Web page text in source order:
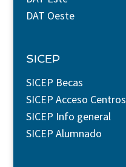
DAT Oeste
SICEP
SICEP Becas
SICEP Acceso Centros
SICEP Info general
SICEP Alumnado